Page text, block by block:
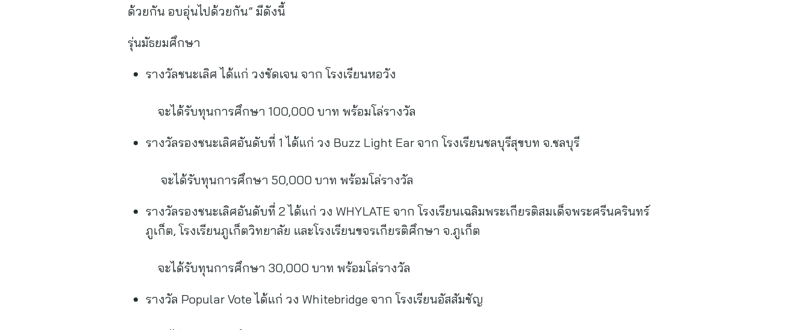
ด้วยกัน อบอุ่นไปด้วยกัน” มีดังนี้
รุ่นมัธยมศึกษา
รางวัลชนะเลิศ ได้แก่ วงชัดเจน จาก โรงเรียนหอวัง
จะได้รับทุนการศึกษา 100,000 บาท พร้อมโล่รางวัล
รางวัลรองชนะเลิศอันดับที่ 1 ได้แก่ วง Buzz Light Ear จาก โรงเรียนชลบุรีสุขบท จ.ชลบุรี
จะได้รับทุนการศึกษา 50,000 บาท พร้อมโล่รางวัล
รางวัลรองชนะเลิศอันดับที่ 2 ได้แก่ วง WHYLATE จาก โรงเรียนเฉลิมพระเกียรติสมเด็จพระศรีนครินทร์
ภูเก็ต, โรงเรียนภูเก็ตวิทยาลัย และโรงเรียนขจรเกียรติศึกษา จ.ภูเก็ต
จะได้รับทุนการศึกษา 30,000 บาท พร้อมโล่รางวัล
รางวัล Popular Vote ได้แก่ วง Whitebridge จาก โรงเรียนอัสสัมชัญ